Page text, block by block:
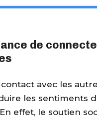
de
avec les
les sentiments
effet, le soutien